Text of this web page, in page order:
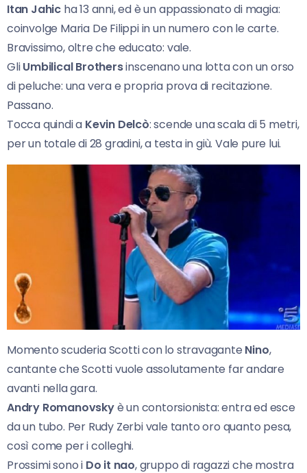
Itan Jahic ha 13 anni, ed è un appassionato di magia:
coinvolge Maria De Filippi in un numero con le carte.
Bravissimo, oltre che educato: vale.
GliUmbilical Brothersinscenano una lotta con un orso
di peluche: una vera e propria prova di recitazione.
Passano.
Tocca quindi a Kevin Delcò: scende una scala di 5 metri,
per un totale di 28 gradini, a testa in giù. Vale pure lui.
Momento scuderia Scotti con lo stravagante Nino,
cantante che Scotti vuole assolutamente far andare
avanti nella gara.
Andry Romanovskyè un contorsionista: entra ed esce
da un tubo. Per Rudy Zerbi vale tanto oro quanto pesa,
così come per i colleghi.
Prossimi sono i Do it nao, gruppo di ragazzi che mostra